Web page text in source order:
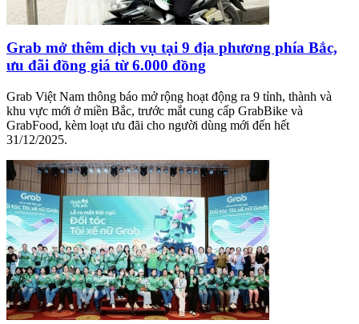
Grab mở thêm dịch vụ tại 9 địa phương phía Bắc,
ưu đãi đồng giá từ 6.000 đồng
Grab Việt Nam thông báo mở rộng hoạt động ra 9 tỉnh, thành và
khu vực mới ở miền Bắc, trước mắt cung cấp GrabBike và
GrabFood, kèm loạt ưu đãi cho người dùng mới đến hết
31/12/2025.